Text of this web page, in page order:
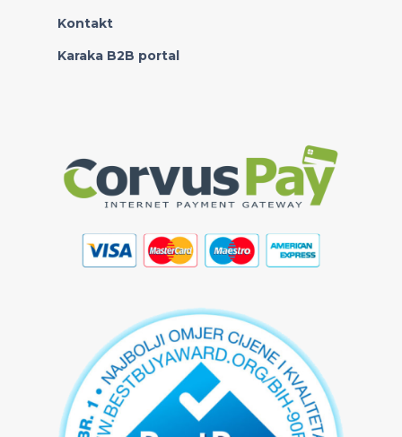
Kontakt
Karaka B2B portal